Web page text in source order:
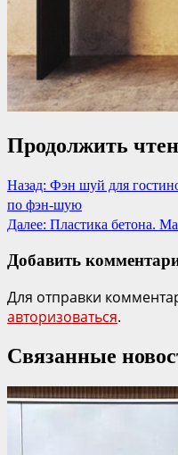
Продолжить
Назад: Фэн шуй для
по фэн-шую
Далее: Пластика бетона.
Добавить
Для отправки
авторизоваться.
Связанные